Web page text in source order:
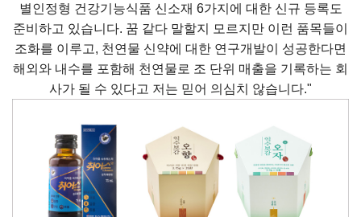
별인정형 건강기능식품 신소재 6가지에 대한 신규 등록도
준비하고 있습니다. 꿈 같다 말할지 모르지만 이런 품목들이
조화를 이루고, 천연물 신약에 대한 연구개발이 성공한다면
해외와 내수를 포함해 천연물로 조 단위 매출을 기록하는 회
사가 될 수 있다고 저는 믿어 의심치 않습니다."